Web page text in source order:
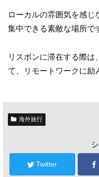
ローカルの雰囲気を感じ
集中できる素敵な場所で
リスボンに滞在する際は
て、リモートワークに励
海外旅行
Twitter